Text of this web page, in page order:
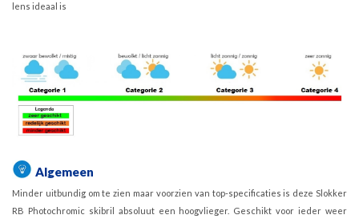
lens ideaal is
Algemeen
Minder uitbundig om te zien maar voorzien van top-specificaties is deze Slokker
RB Photochromic skibril absoluut een hoogvlieger. Geschikt voor ieder weer